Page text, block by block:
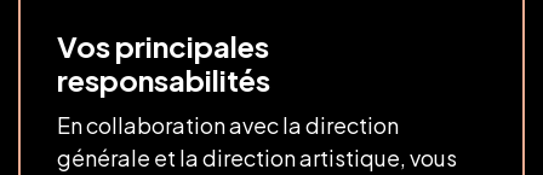
Vos principales
responsabilités
En collaboration avec la direction
générale et la direction artistique, vous